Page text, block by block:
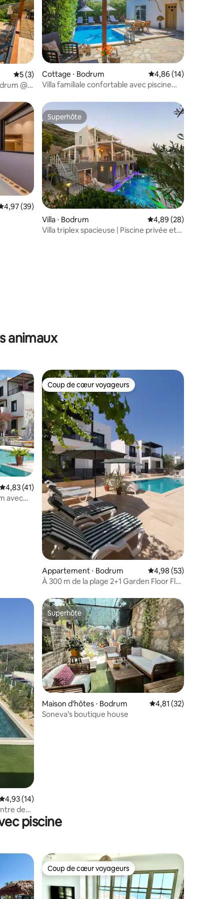
Évaluation moyenne sur la base de 3 commentaires : 5 sur 5
5 (3)
@
Cottage ⋅ Bodrum Évaluation moyenne
4,86 (14)
Villa familiale confortable avec piscine
: 4,92 sur 5
moyenne sur la base de 39 commentaires : 4,97 sur 5
4,97 (39)
Superhôte
Superhôte
Villa ⋅ Bodrum Évaluation moyenne
4,89 (28)
Villa triplex spacieuse | Piscine privée et
animaux
: 5 sur 5
Évaluation moyenne sur la base de 41 commentaires : 4,83 sur 5
4,83 (41)
avec
Coup de cœur voyageurs
Coup de cœur voyageurs
Appartement ⋅ Bodrum Évaluation moyenne
4,98 (53)
À 300 m de la plage 2+1 Garden Floor Flat
: 4,85 sur 5
moyenne sur la base de 14 commentaires : 4,93 sur 5
4,93 (14)
de
Superhôte
Superhôte
Maison d'hôtes ⋅ Bodrum Évaluation moyenne
4,81 (32)
Soneva’s boutique house
piscine
Coup de cœur voyageurs
Coup de cœur voyageurs